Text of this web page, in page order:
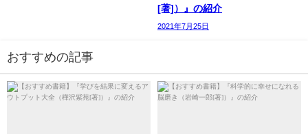
[著]）』の紹介
2021年7月25日
おすすめの記事